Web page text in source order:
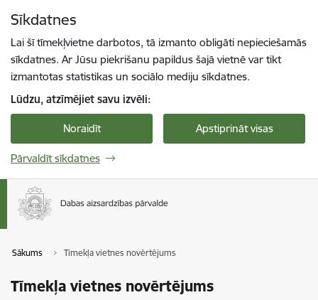
Sīkdatnes
Lai šī tīmekļvietne darbotos, tā izmanto obligāti nepieciešamās
sīkdatnes. Ar Jūsu piekrišanu papildus šajā vietnē var tikt
izmantotas statistikas un sociālo mediju sīkdatnes.
Lūdzu, atzīmējiet savu izvēli:
Noraidīt Apstiprināt visas
Pārvaldīt sīkdatnes
Sākums Tīmekļa vietnes novērtējums
Tīmekļa vietnes novērtējums